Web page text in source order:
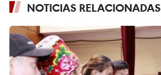
NOTICIAS RELACIONADAS